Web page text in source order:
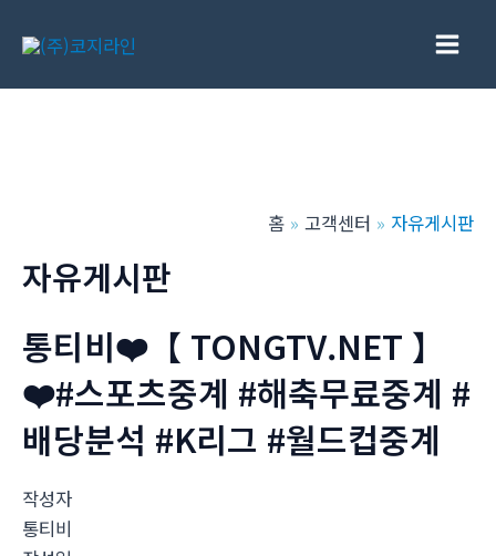
Main
홈 고객센터 자유게시판
자유게시판
통티비❤️【 TONGTV.NET 】
❤️#스포츠중계 #해축무료중계 #
배당분석 #K리그 #월드컵중계
작성자
통티비